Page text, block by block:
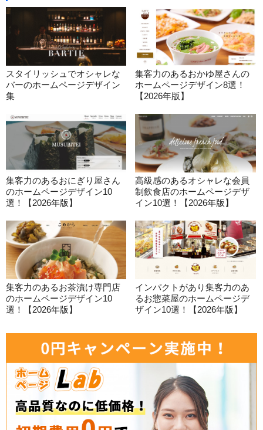
スタイリッシュでオシャレな
バーのホームページデザイン
集
集客力のあるおかゆ屋さんの
ホームページデザイン8選！
【2026年版】
集客力のあるおにぎり屋さん
のホームページデザイン10
選！【2026年版】
高級感のあるオシャレな会員
制飲食店のホームページデザ
イン10選！【2026年版】
集客力のあるお茶漬け専門店
のホームページデザイン10
選！【2026年版】
インパクトがあり集客力のあ
るお惣菜屋のホームページデ
ザイン10選！【2026年版】